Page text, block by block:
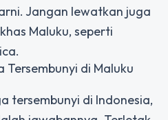
Jangan lewatkan juga
Maluku, seperti
Tersembunyi di Maluku
tersembunyi di Indonesia,